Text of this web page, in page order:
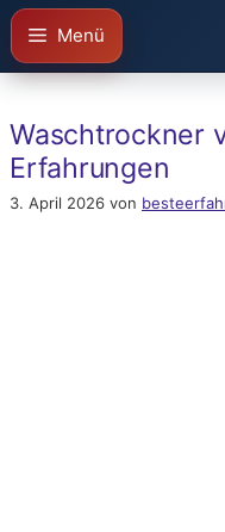
Zum
Inhalt
springen
Menü
Waschtrockner
Erfahrungen
3. April 2026 von